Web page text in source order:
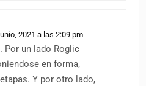
2021 a las 2:09 pm
Por un lado Roglic
en forma,
Y por otro lado,